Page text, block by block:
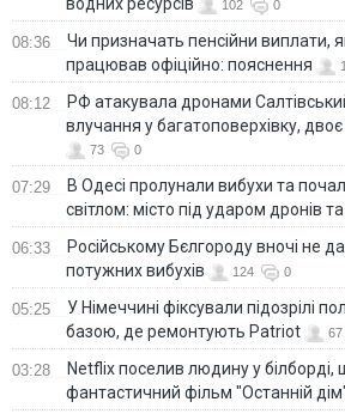
102 0
08:36
Чи призначать пенсійни виплати,
працював офіційно: пояснення
08:12
РФ атакувала дронами
влучання у багатоповерхівку,
73 0
07:29
В Одесі пролунали вибухи та
світлом: місто під ударом дронів
06:33
Російському Бєлгороду вночі не
потужних вибухів
124 0
05:25
У Німеччині фіксували підозрілі
базою, де ремонтують Patriot
67
03:28
Netflix поселив людину у
фантастичний фільм "Останній